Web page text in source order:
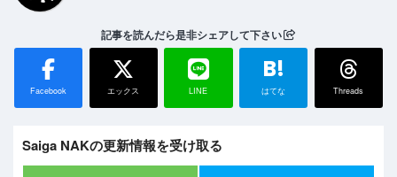
記事を読んだら是非シェアして下さい
Facebook エックス LINE
B!
はてな Threads
Saiga NAKの更新情報を受け取る